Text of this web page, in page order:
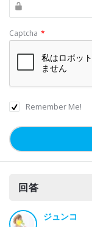
Captcha *
Remember Me!
回答
ジュンコ